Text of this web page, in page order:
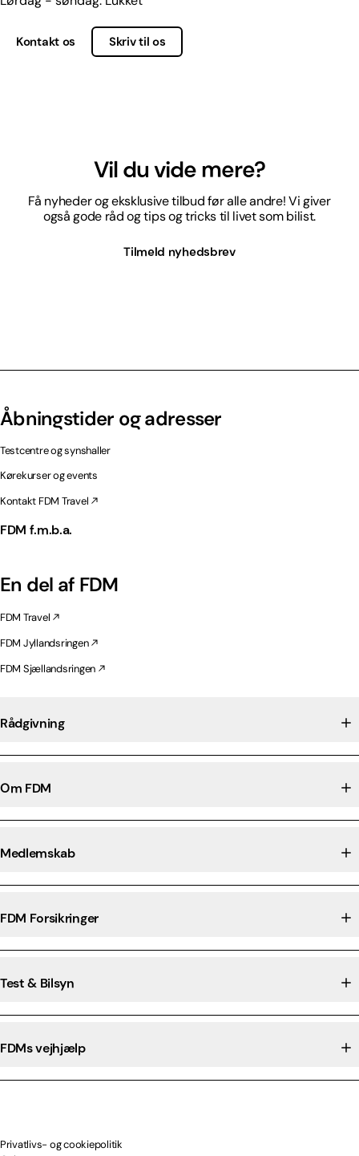
Kontakt os Skriv til os
Vil du vide mere?
Få nyheder og eksklusive tilbud før alle andre! Vi giver
også gode råd og tips og tricks til livet som bilist.
Tilmeld nyhedsbrev
Åbningstider og adresser
Testcentre og synshaller
Kørekurser og events
Kontakt FDM Travel
FDM f.m.b.a.
En del af FDM
FDM Travel
FDM Jyllandsringen
FDM Sjællandsringen
Rådgivning
Om FDM
Medlemskab
FDM Forsikringer
Test & Bilsyn
FDMs vejhjælp
Privatlivs- og cookiepolitik